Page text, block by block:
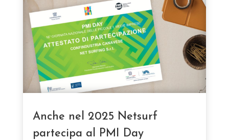
Anche nel 2025 Netsurf
partecipa al PMI Day